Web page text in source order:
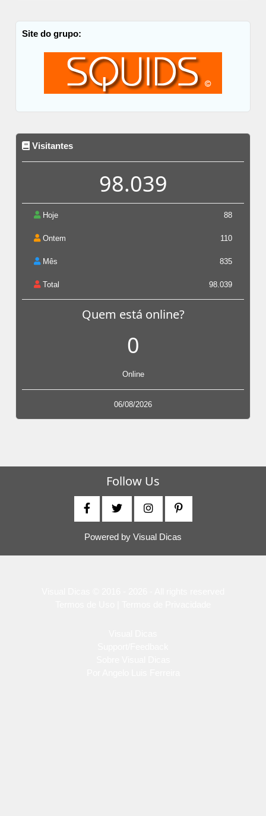
Site do grupo:
Visitantes
98.039
Hoje 88
Ontem 110
Mês 835
Total 98.039
Quem está online?
0
Online
06/08/2026
Follow Us
Powered by Visual Dicas